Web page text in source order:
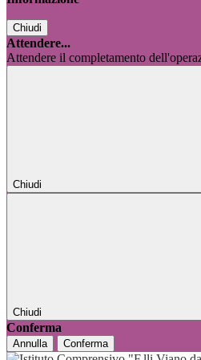
Chiudi
Attendere...
Attendere il completamento
Chiudi
Chiudi
Conferma
Annulla Conferma